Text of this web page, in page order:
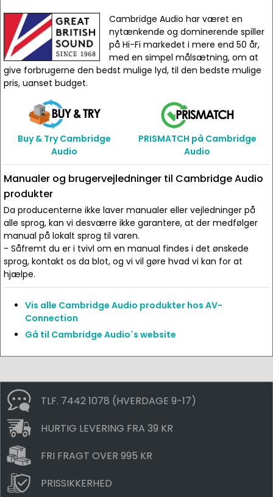
Cambridge Audio har været en
nytænkende og dominerende spiller
på Hi-Fi markedet i mere end 50 år,
med en simpel målsætning, om at
give forbrugerne den bedst mulige lyd, til den bedste mulige
pris, uanset budget.
Buy & Try Cambridge
Audio
PRISMATCH på Cambridge
Audio
Manualer og brugervejledninger til Cambridge Audio
produkter
Da producenterne ikke laver manualer eller vejledninger på
alle sprog, kan vi desværre ikke garantere, at der medfølger
manual på lokalt sprog til varen.
- Såfremt du er i tvivl om en manual findes i det ønskede
sprog, kontakt os da blot, og vi vil gøre hvad vi kan for at
hjælpe.
Vis alle Cambridge Audio produkter hos AV-
Connection
Gå til Cambridge Audio´s website
TLF. 7442 1078 (HVERDAGE 9-17)
HURTIG LEVERING FRA 39 KR
FRI FRAGT OVER 995 KR
PRISSIKKERHED